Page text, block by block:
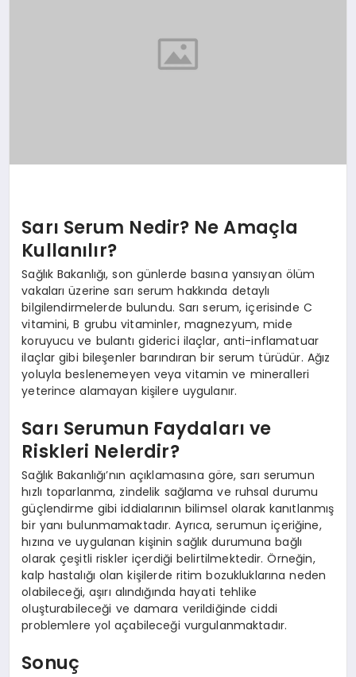
Sarı Serum Nedir? Ne Amaçla
Kullanılır?
Sağlık Bakanlığı, son günlerde basına yansıyan ölüm
vakaları üzerine sarı serum hakkında detaylı
bilgilendirmelerde bulundu. Sarı serum, içerisinde C
vitamini, B grubu vitaminler, magnezyum, mide
koruyucu ve bulantı giderici ilaçlar, anti-inflamatuar
ilaçlar gibi bileşenler barındıran bir serum türüdür. Ağız
yoluyla beslenemeyen veya vitamin ve mineralleri
yeterince alamayan kişilere uygulanır.
Sarı Serumun Faydaları ve
Riskleri Nelerdir?
Sağlık Bakanlığı’nın açıklamasına göre, sarı serumun
hızlı toparlanma, zindelik sağlama ve ruhsal durumu
güçlendirme gibi iddialarının bilimsel olarak kanıtlanmış
bir yanı bulunmamaktadır. Ayrıca, serumun içeriğine,
hızına ve uygulanan kişinin sağlık durumuna bağlı
olarak çeşitli riskler içerdiği belirtilmektedir. Örneğin,
kalp hastalığı olan kişilerde ritim bozukluklarına neden
olabileceği, aşırı alındığında hayati tehlike
oluşturabileceği ve damara verildiğinde ciddi
problemlere yol açabileceği vurgulanmaktadır.
Sonuç